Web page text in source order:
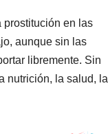
prostitución en las
aunque sin las
libremente. Sin
nutrición, la salud, la